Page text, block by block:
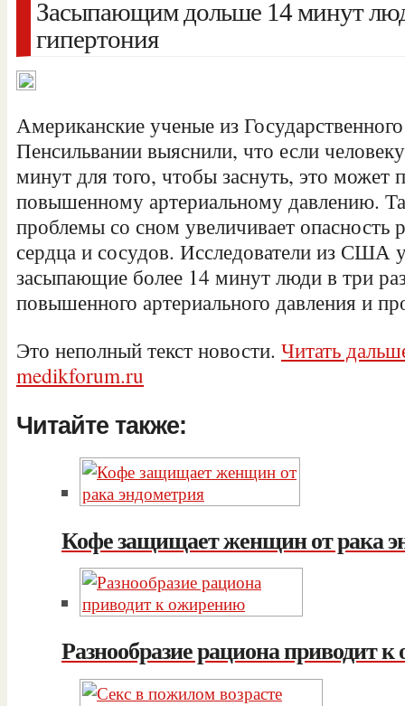
Засыпающим дольше 14 минут
гипертония
Американские ученые из
Пенсильвании выяснили, что если
минут для того, чтобы заснуть, это может
повышенному артериальному давлению.
проблемы со сном увеличивает опасность
сердца и сосудов. Исследователи из США
засыпающие более 14 минут люди в три
повышенного артериального давления и
Это неполный текст новости. Читать
medikforum.ru
Читайте также:
Кофе защищает женщин от рака
Разнообразие рациона приводит